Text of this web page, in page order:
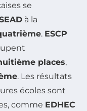
se
à la
. ESCP
places,
. Les résultats
écoles sont
comme EDHEC